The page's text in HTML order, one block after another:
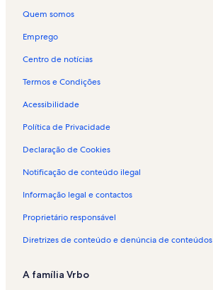
o
a
e
n
o
a
a
é
r
a
e
a
Quem somos
Emprego
Centro de notícias
Termos e Condições
Acessibilidade
Política de Privacidade
Declaração de Cookies
Notificação de conteúdo ilegal
Informação legal e contactos
Proprietário responsável
Diretrizes de conteúdo e denúncia de conteúdos
A família Vrbo